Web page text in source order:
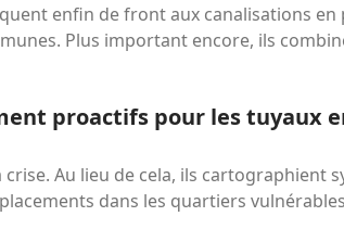
enfin de front aux canalisations
Plus important encore, ils
proactifs pour les tuyaux
crise. Au lieu de cela, ils
dans les quartiers